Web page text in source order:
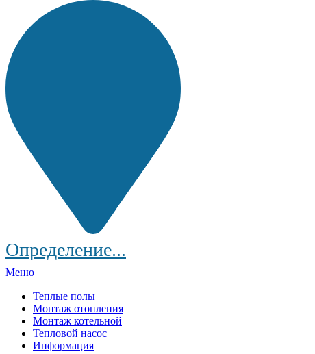
Определение...
Меню
Теплые полы
Монтаж отопления
Монтаж котельной
Тепловой насос
Информация